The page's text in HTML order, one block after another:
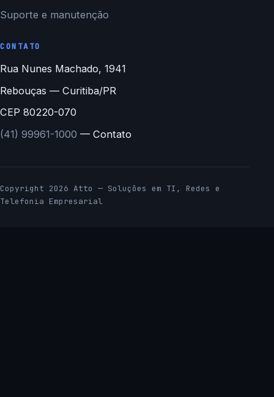
Suporte e manutenção
CONTATO
Rua Nunes Machado, 1941
Rebouças — Curitiba/PR
CEP 80220-070
(41) 99961-1000 — Contato
Copyright 2026 Atto — Soluções em TI, Redes e
Telefonia Empresarial